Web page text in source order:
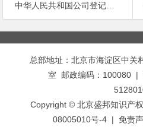
中华人民共和国公司登记管理条例 (1994.06.24)
文
章
总部地址：北京市海淀区中关
室 邮政编码：100080 |
Copyright © 北京盛邦知识产
08005010号-4 | 免责